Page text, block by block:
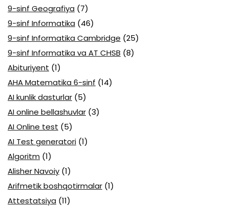
9-sinf Geografiya (7)
9-sinf Informatika (46)
9-sinf Informatika Cambridge (25)
9-sinf Informatika va AT CHSB (8)
Abituriyent (1)
AHA Matematika 6-sinf (14)
AI kunlik dasturlar (5)
AI online bellashuvlar (3)
AI Online test (5)
AI Test generatori (1)
Algoritm (1)
Alisher Navoiy (1)
Arifmetik boshqotirmalar (1)
Attestatsiya (11)